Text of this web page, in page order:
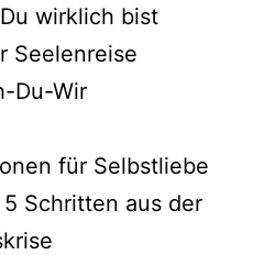
wirklich bist
Seelenreise
Du-Wir
für Selbstliebe
Schritten aus der